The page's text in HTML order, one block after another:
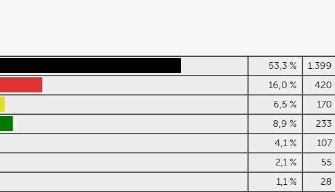
53,3 %
1.399
16,0 %
420
6,5 %
170
8,9 %
233
4,1 %
107
2,1 %
55
1,1 %
28